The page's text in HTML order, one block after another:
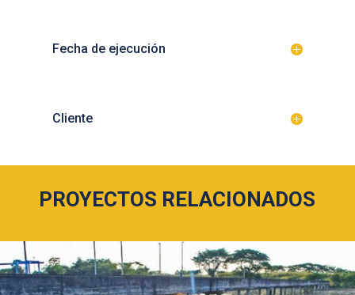
Fecha de ejecución
Cliente
PROYECTOS RELACIONADOS